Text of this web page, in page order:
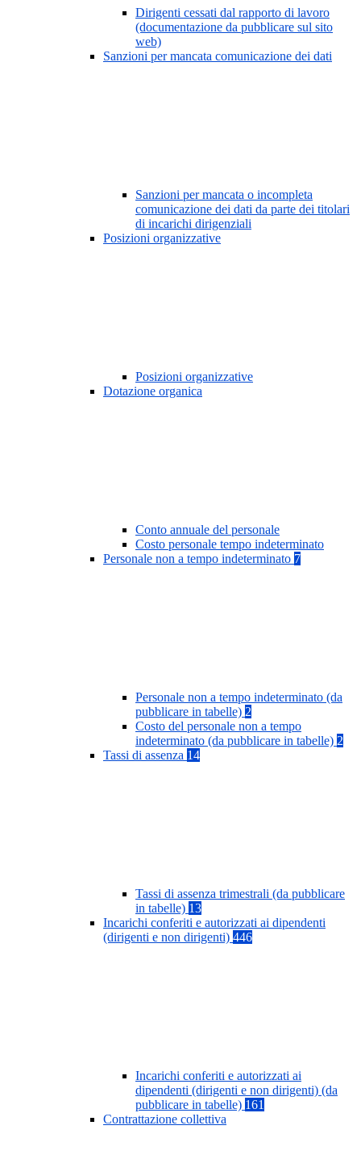
Dirigenti cessati dal rapporto di lavoro
(documentazione da pubblicare sul sito
web)
Sanzioni per mancata comunicazione dei dati
Sanzioni per mancata o incompleta
comunicazione dei dati da parte dei titolari
di incarichi dirigenziali
Posizioni organizzative
Posizioni organizzative
Dotazione organica
Conto annuale del personale
Costo personale tempo indeterminato
Personale non a tempo indeterminato 7
Personale non a tempo indeterminato (da
pubblicare in tabelle) 2
Costo del personale non a tempo
indeterminato (da pubblicare in tabelle) 2
Tassi di assenza 14
Tassi di assenza trimestrali (da pubblicare
in tabelle) 13
Incarichi conferiti e autorizzati ai dipendenti
(dirigenti e non dirigenti) 446
Incarichi conferiti e autorizzati ai
dipendenti (dirigenti e non dirigenti) (da
pubblicare in tabelle) 161
Contrattazione collettiva